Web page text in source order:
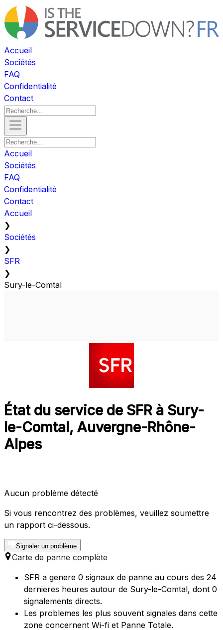
Accueil
Sociétés
FAQ
Confidentialité
Contact
Accueil
Sociétés
FAQ
Confidentialité
Contact
Accueil
❯
Sociétés
❯
SFR
❯
Sury-le-Comtal
État du service de SFR à Sury-
le-Comtal, Auvergne-Rhône-
Alpes
Aucun problème détecté
Si vous rencontrez des problèmes, veuillez soumettre
un rapport ci-dessous.
Signaler un problème
Carte de panne complète
SFR a genere 0 signaux de panne au cours des 24
dernieres heures autour de Sury-le-Comtal, dont 0
signalements directs.
Les problemes les plus souvent signales dans cette
zone concernent Wi-fi et Panne Totale.